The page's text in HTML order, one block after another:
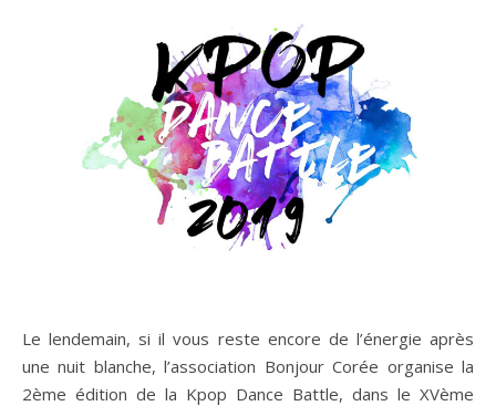
Le lendemain, si il vous reste encore de l’énergie après
une nuit blanche, l’association Bonjour Corée organise la
2ème édition de la Kpop Dance Battle, dans le XVème